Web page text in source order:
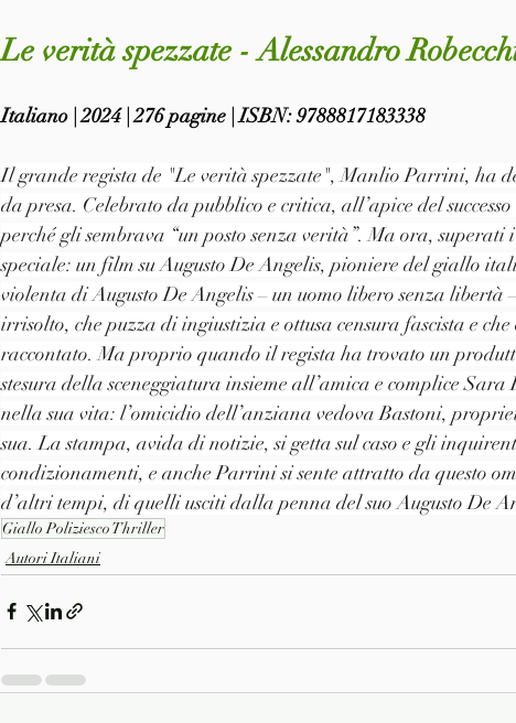
Le verità spezzate - Alessandro
Italiano | 2024 | 276 pagine | ISBN: 9788817183338
Il grande regista de "Le verità spezzate", Manlio Parrini, ha
da presa. Celebrato da pubblico e critica, all’apice del
perché gli sembrava “un posto senza verità”. Ma ora,
speciale: un film su Augusto De Angelis, pioniere del giallo
violenta di Augusto De Angelis – un uomo libero senza libertà
irrisolto, che puzza di ingiustizia e ottusa censura fascista e che
raccontato. Ma proprio quando il regista ha trovato un
stesura della sceneggiatura insieme all’amica e complice
nella sua vita: l’omicidio dell’anziana vedova Bastoni,
sua. La stampa, avida di notizie, si getta sul caso e gli
condizionamenti, e anche Parrini si sente attratto da questo
d’altri tempi, di quelli usciti dalla penna del suo Augusto De
Giallo Poliziesco Thriller
Autori Italiani